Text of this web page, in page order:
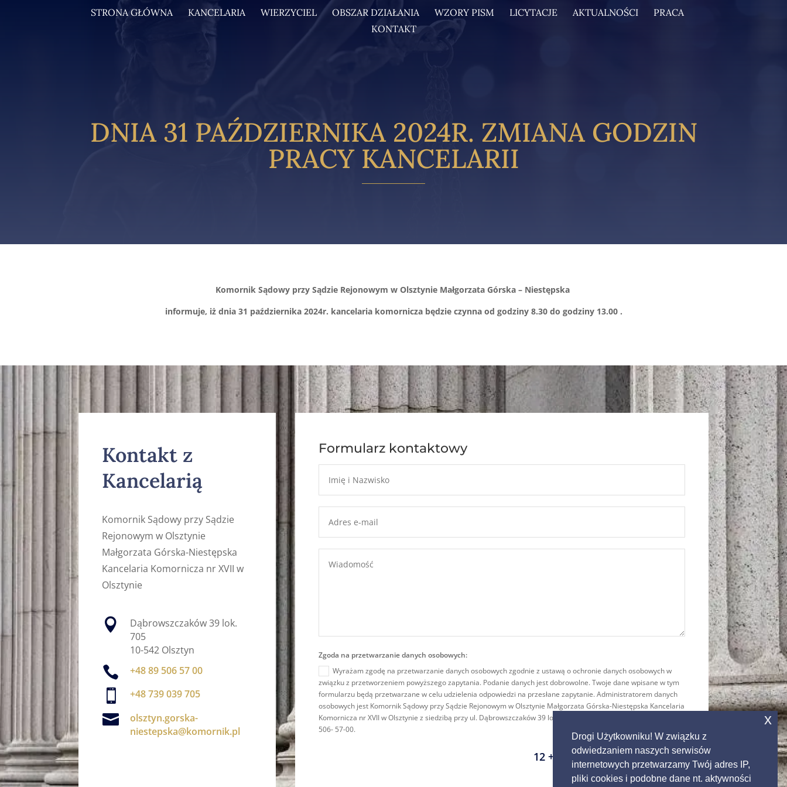
STRONA GŁÓWNA KANCELARIA WIERZYCIEL OBSZAR DZIAŁANIA WZORY PISM LICYTACJE AKTUALNOŚCI
PRACA
KONTAKT
DNIA 31 PAŹDZIERNIKA 2024R. ZMIANA GODZIN
PRACY KANCELARII
Komornik Sądowy przy Sądzie Rejonowym w Olsztynie Małgorzata Górska – Niestępska
informuje, iż dnia 31 października 2024r. kancelaria komornicza będzie czynna od godziny 8.30 do godziny 13.00 .
Kontakt z
Kancelarią
Komornik Sądowy przy Sądzie
Rejonowym w Olsztynie
Małgorzata Górska-Niestępska
Kancelaria Komornicza nr XVII w
Olsztynie

Dąbrowszczaków 39 lok.
705
10-542 Olsztyn
 +48 89 506 57 00
 +48 739 039 705

olsztyn.gorska-
niestepska@komornik.pl
Formularz kontaktowy
Zgoda na przetwarzanie danych osobowych:
Wyrażam zgodę na przetwarzanie danych osobowych zgodnie z ustawą o ochronie danych osobowych w
związku z przetworzeniem powyższego zapytania. Podanie danych jest dobrowolne. Twoje dane wpisane w tym
formularzu będą przetwarzane w celu udzielenia odpowiedzi na przesłane zapytanie. Administratorem danych
osobowych jest Komornik Sądowy przy Sądzie Rejonowym w Olsztynie Małgorzata Górska-Niestępska Kancelaria
Komornicza nr XVII w Olsztynie z siedzibą przy ul. Dąbrowszczaków 39 lok. 704-705, 10-542 Olsztyn, telefon 89
506- 57-00.
12 + 5 = WYŚLIJ
Drogi Użytkowniku! W związku z
odwiedzaniem naszych serwisów
internetowych przetwarzamy Twój adres IP,
pliki cookies i podobne dane nt. aktywności
x